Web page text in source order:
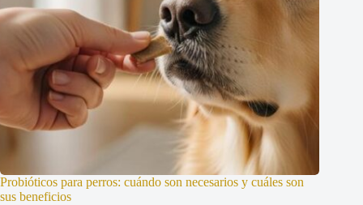
Probióticos para perros: cuándo son necesarios y cuáles son
sus beneficios